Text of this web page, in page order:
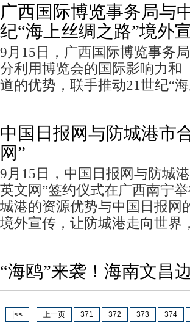
广西国际博览事务局与
纪“海上丝绸之路”境外
9月15日，广西国际博览事务
分利用博览会的国际影响力和
道的优势，联手推动21世纪“
中国日报网与防城港市
网”
9月15日，中国日报网与防城
英文网”签约仪式在广西南宁
城港的资源优势与中国日报网
境外宣传，让防城港走向世界
“海鸥”来袭！海南文昌
|<< 上一页 371 372 373 374